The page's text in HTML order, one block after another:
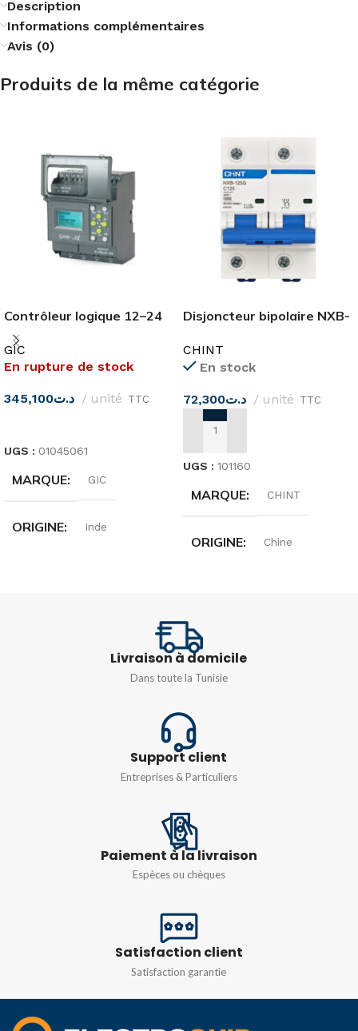
Description
Informations complémentaires
Avis (0)
Produits de la même catégorie
Contrôleur logique 12–24
VCC GIC
GIC
En rupture de stock
د.ت345,100 unité TTC
UGS : 01045061
MARQUE GIC
ORIGINE Inde
Disjoncteur bipolaire NXB-
CHINT
En stock
د.ت72,300 unité TTC
AJOUTER AU PANIER
UGS : 101160
MARQUE CHINT
ORIGINE Chine
TENSION
TYPE DE COURBE
Livraison à domicile
Dans toute la Tunisie
Support client
Entreprises & Particuliers
Paiement à la livraison
Espèces ou chèques
Satisfaction client
Satisfaction garantie